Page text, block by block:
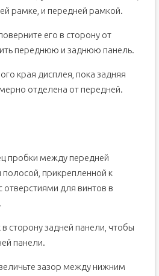
рамке, и передней рамкой.
его в сторону от
переднюю и заднюю панель.
края дисплея, пока задняя
отделена от передней.
пробки между передней
прикрепленной к
для винтов в
сторону задней панели, чтобы
панели.
зазор между нижним